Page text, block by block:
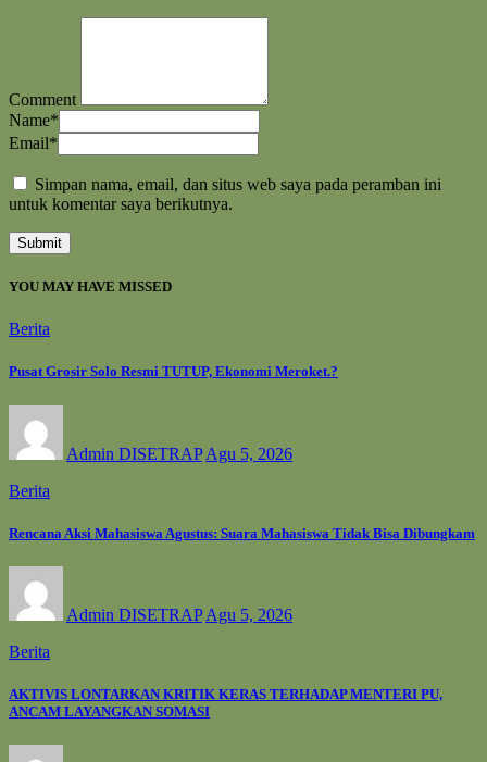
Comment
Name*
Email*
Simpan nama, email, dan situs web saya pada peramban ini
untuk komentar saya berikutnya.
YOU MAY HAVE MISSED
Berita
Pusat Grosir Solo Resmi TUTUP, Ekonomi Meroket.?
Admin DISETRAP Agu 5, 2026
Berita
Rencana Aksi Mahasiswa Agustus: Suara Mahasiswa Tidak Bisa Dibungkam
Admin DISETRAP Agu 5, 2026
Berita
AKTIVIS LONTARKAN KRITIK KERAS TERHADAP MENTERI PU,
ANCAM LAYANGKAN SOMASI